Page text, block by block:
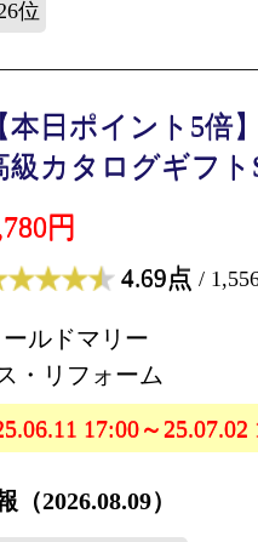
位
本日ポイント5倍
級カタログギフト
円
4.69点 /
ールドマリー
・リフォーム
17:00～25.07.02
2026.08.09）